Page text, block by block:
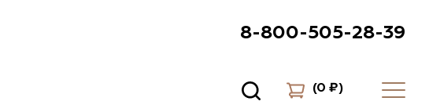
8-800-505-28-39
(0 ₽)